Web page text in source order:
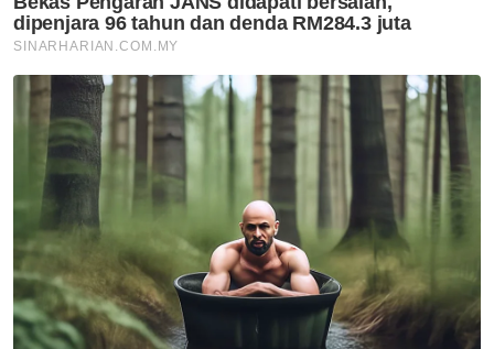
Artikel Disyorkan
Nasional
Shabery bimbang PM terima
maklumat kurang tepat
mengenai aset Felda di London
Nasional
RCI TH: AMK gesa SPRM, PDRM
jejak aliran wang, dakwa
dalang sembunyikan maklumat
Nasional